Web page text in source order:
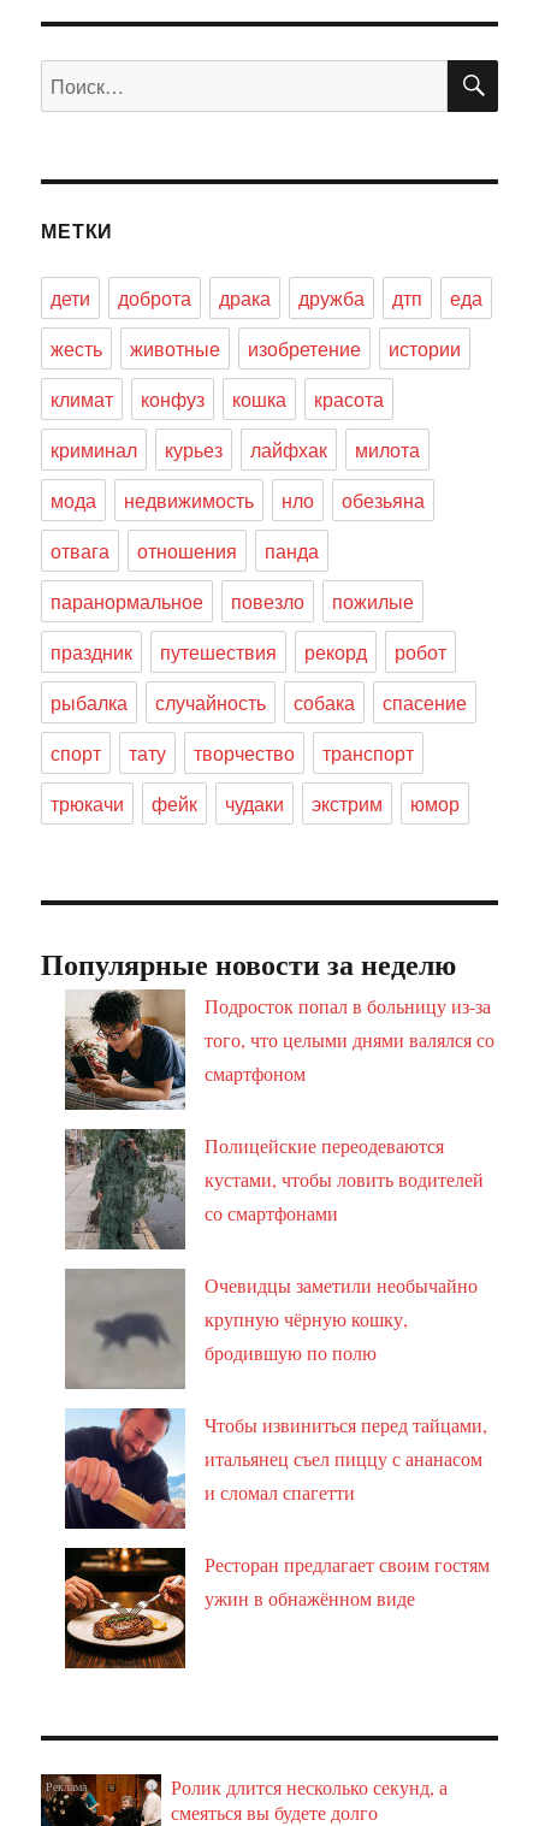
Искать:
МЕТКИ
дети доброта драка дружба дтп
еда
жесть
животные изобретение
истории
климат
конфуз кошка
красота
криминал
курьез лайфхак
милота
мода
недвижимость нло
обезьяна
отвага
отношения
панда
паранормальное
повезло
пожилые
праздник
путешествия рекорд
робот
рыбалка
случайность собака
спасение
спорт
тату творчество
транспорт
трюкачи
фейк чудаки экстрим юмор
Популярные новости за неделю
Подросток попал в больницу из-за
того, что целыми днями валялся со
смартфоном
Полицейские переодеваются
кустами, чтобы ловить водителей
со смартфонами
Очевидцы заметили необычайно
крупную чёрную кошку,
бродившую по полю
Чтобы извиниться перед тайцами,
итальянец съел пиццу с ананасом
и сломал спагетти
Ресторан предлагает своим гостям
ужин в обнажённом виде
i
Ролик длится несколько секунд, а
смеяться вы будете долго